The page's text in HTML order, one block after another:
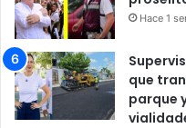
Hace 1
que
parque